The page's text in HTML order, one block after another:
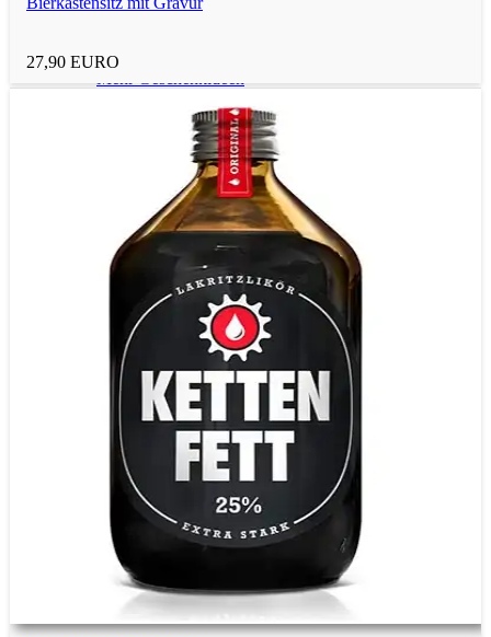
Outdoorspielzeug
Biergeschenke
Werkzeug-Geschenke
Tee-Geschenke
Herzförmige Geschenke
Berufsfiguren
Schraubenmännchen
27,90 EURO